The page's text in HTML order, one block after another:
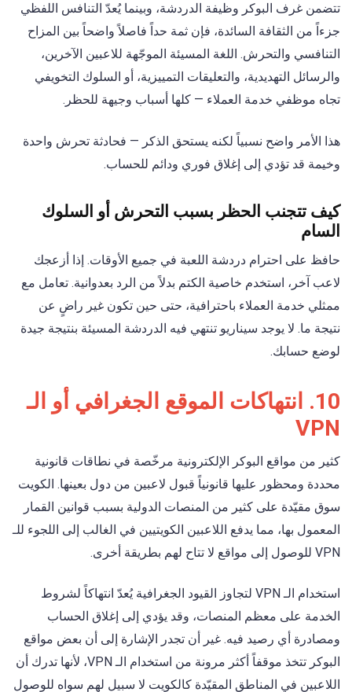
تتضمن غرف البوكر وظيفة الدردشة، وبينما يُعدّ التنافس اللفظي
جزءاً من الثقافة السائدة، فإن ثمة حداً فاصلاً واضحاً بين المزاح
التنافسي والتحرش. اللغة المسيئة الموجّهة للاعبين الآخرين،
والرسائل التهديدية، والتعليقات التمييزية، أو السلوك التخويفي
تجاه موظفي خدمة العملاء — كلها أسباب وجيهة للحظر.
هذا الأمر واضح نسبياً لكنه يستحق الذكر — فحادثة تحرش واحدة
وخيمة قد تؤدي إلى إغلاق فوري ودائم للحساب.
كيف تتجنب الحظر بسبب التحرش أو السلوك
السام
حافظ على احترام دردشة اللعبة في جميع الأوقات. إذا أزعجك
لاعب آخر، استخدم خاصية الكتم بدلاً من الرد بعدوانية. تعامل مع
ممثلي خدمة العملاء باحترافية، حتى حين تكون غير راضٍ عن
نتيجة ما. لا يوجد سيناريو تنتهي فيه الدردشة المسيئة بنتيجة جيدة
لوضع حسابك.
10. انتهاكات الموقع الجغرافي أو الـ
VPN
كثير من مواقع البوكر الإلكترونية مرخّصة في نطاقات قانونية
محددة ومحظور عليها قانونياً قبول لاعبين من دول بعينها. الكويت
سوق مقيّدة على كثير من المنصات الدولية بسبب قوانين القمار
المعمول بها، مما يدفع اللاعبين الكويتيين في الغالب إلى اللجوء للـ
VPN للوصول إلى مواقع لا تتاح لهم بطريقة أخرى.
استخدام الـ VPN لتجاوز القيود الجغرافية يُعدّ انتهاكاً لشروط
الخدمة على معظم المنصات، وقد يؤدي إلى إغلاق الحساب
ومصادرة أي رصيد فيه. غير أن تجدر الإشارة إلى أن بعض مواقع
البوكر تتخذ موقفاً أكثر مرونة من استخدام الـ VPN، لأنها تدرك أن
اللاعبين في المناطق المقيّدة كالكويت لا سبيل لهم سواه للوصول